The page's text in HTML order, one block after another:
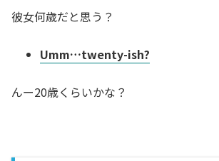
彼女何歳だと思う？
Umm…twenty-ish?
んー20歳くらいかな？